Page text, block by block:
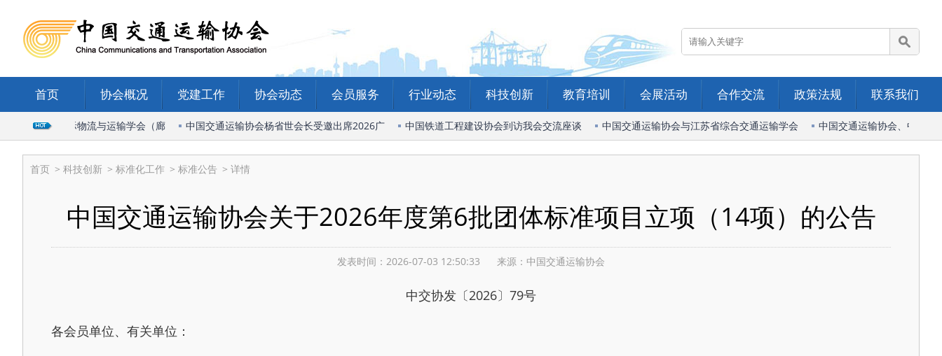
首页 协会概况 党建工作 协会动态 会员服务 行业动态 科技创新 教育培训 会展活动 合作交流 政策法规 联系我们
席2026国际物流与运输学会（廊 中国交通运输协会杨省世会长受邀出席2026广 中国铁道工程建设协会到访我会交流座谈 中国交通运输协会与江苏省综合交通运输学会 中国交通运输协会、中国港口
首页 > 科技创新 > 标准化工作 > 标准公告 > 详情
中国交通运输协会关于2026年度第6批团体标准项目立项（14项）的公告
发表时间：2026-07-03 12:50:33 来源： 中国交通运输协会
中交协发〔2026〕79号
各会员单位、有关单位：